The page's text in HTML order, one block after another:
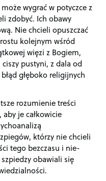
wygrać w potyczce z
zdobyć. Ich obawy
Nie chcieli opuszczać
kolejnym wśród
więzi z Bogiem,
pustyni, z dala od
głęboko religijnych
rozumienie treści
je całkowicie
którzy nie chcieli
tego bezczasu i nie-
obawiali się